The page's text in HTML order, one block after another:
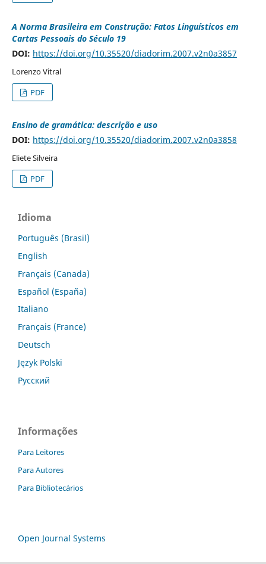
A Norma Brasileira em Construção: Fatos Linguísticos em
Cartas Pessoais do Século 19
DOI: https://doi.org/10.35520/diadorim.2007.v2n0a3857
Lorenzo Vitral
PDF
Ensino de gramática: descrição e uso
DOI: https://doi.org/10.35520/diadorim.2007.v2n0a3858
Eliete Silveira
PDF
Idioma
Português (Brasil)
English
Français (Canada)
Español (España)
Italiano
Français (France)
Deutsch
Język Polski
Русский
Informações
Para Leitores
Para Autores
Para Bibliotecários
Open Journal Systems